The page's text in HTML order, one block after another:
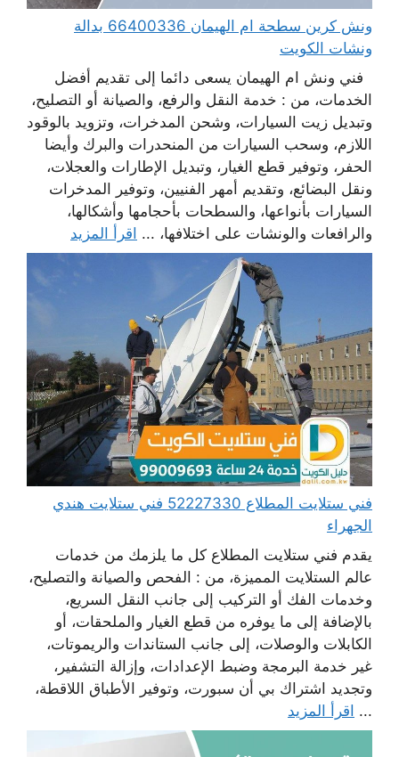
ونش كرين سطحة ام الهيمان 66400336 بدالة
ونشات الكويت
فني ونش ام الهيمان يسعى دائما إلى تقديم أفضل
الخدمات، من : خدمة النقل والرفع، والصيانة أو التصليح،
وتبديل زيت السيارات، وشحن المدخرات، وتزويد بالوقود
اللازم، وسحب السيارات من المنحدرات والبرك وأيضا
الحفر، وتوفير قطع الغيار، وتبديل الإطارات والعجلات،
ونقل البضائع، وتقديم أمهر الفنيين، وتوفير المدخرات
السيارات بأنواعها، والسطحات بأحجامها وأشكالها،
والرافعات والونشات على اختلافها، ... اقرأ المزيد
فني ستلايت المطلاع 52227330 فني ستلايت هندي
الجهراء
يقدم فني ستلايت المطلاع كل ما يلزمك من خدمات
عالم الستلايت المميزة، من : الفحص والصيانة والتصليح،
وخدمات الفك أو التركيب إلى جانب النقل السريع،
بالإضافة إلى ما يوفره من قطع الغيار والملحقات، أو
الكابلات والوصلات، إلى جانب الستاندات والريموتات،
غير خدمة البرمجة وضبط الإعدادات، وإزالة التشفير،
وتجديد اشتراك بي أن سبورت، وتوفير الأطباق اللاقطة،
... اقرأ المزيد